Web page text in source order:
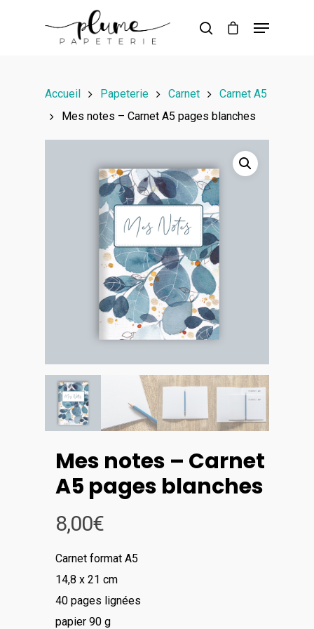
Accueil Papeterie Carnet
Carnet A5
Mes notes – Carnet A5 pages blanches
Mes notes – Carnet
A5 pages blanches
8,00€
Carnet format A5
14,8 x 21 cm
40 pages lignées
papier 90 g